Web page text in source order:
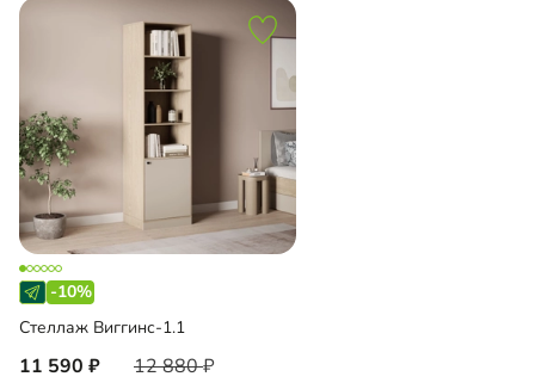
-10%
Стеллаж Виггинс-1.1
11 590 12 880